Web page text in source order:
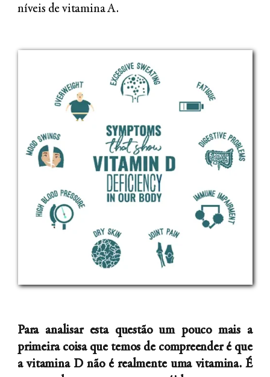
níveis de vitamina A.
Para analisar esta questão um pouco mais a
primeira coisa que temos de compreender é que
a vitamina D não é realmente uma vitamina. É